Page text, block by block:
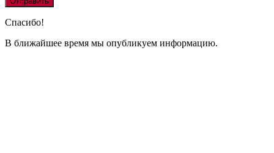
Спасибо!
В ближайшее время мы опубликуем информацию.